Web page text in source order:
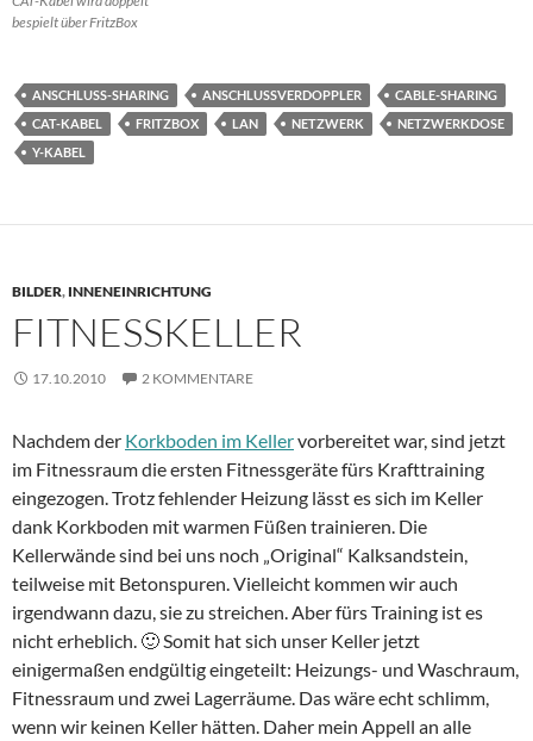
bespielt über FritzBox
ANSCHLUSS-SHARING ANSCHLUSSVERDOPPLER
CABLE-SHARING
CAT-KABEL
FRITZBOX LAN NETZWERK
NETZWERKDOSE
Y-KABEL
BILDER, INNENEINRICHTUNG
FITNESSKELLER
17.10.2010 2 KOMMENTARE
Nachdem der Korkboden im Kellervorbereitet war, sind jetzt
im Fitnessraum die ersten Fitnessgeräte fürs Krafttraining
eingezogen. Trotz fehlender Heizung lässt es sich im Keller
dank Korkboden mit warmen Füßen trainieren. Die
Kellerwände sind bei uns noch „Original“ Kalksandstein,
teilweise mit Betonspuren. Vielleicht kommen wir auch
irgendwann dazu, sie zu streichen. Aber fürs Training ist es
nicht erheblich. 🙂 Somit hat sich unser Keller jetzt
einigermaßen endgültig eingeteilt: Heizungs- und Waschraum,
Fitnessraum und zwei Lagerräume. Das wäre echt schlimm,
wenn wir keinen Keller hätten. Daher mein Appell an alle